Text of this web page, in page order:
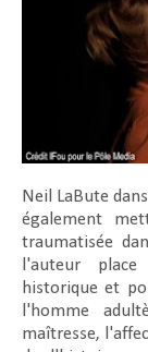
Neil LaBute
également
traumatisée
l'auteur
historique et
l'homme
maîtresse,